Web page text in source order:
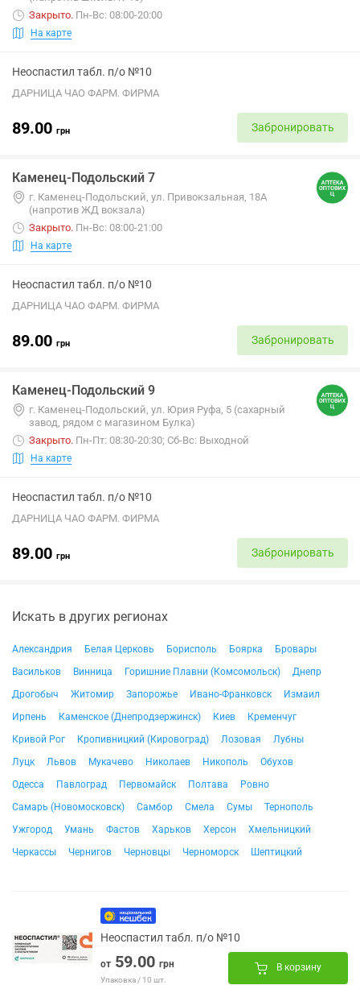
Закрыто. Пн-Вс: 08:00-20:00
На карте
Неоспастил табл. п/о №10
ДАРНИЦА ЧАО ФАРМ. ФИРМА
89.00 грн Забронировать
Каменец-Подольский 7
г. Каменец-Подольский, ул. Привокзальная, 18А
(напротив ЖД вокзала)
Закрыто. Пн-Вс: 08:00-21:00
На карте
Неоспастил табл. п/о №10
ДАРНИЦА ЧАО ФАРМ. ФИРМА
89.00 грн Забронировать
Каменец-Подольский 9
г. Каменец-Подольский, ул. Юрия Руфа, 5 (сахарный
завод, рядом с магазином Булка)
Закрыто. Пн-Пт: 08:30-20:30; Сб-Вс: Выходной
На карте
Неоспастил табл. п/о №10
ДАРНИЦА ЧАО ФАРМ. ФИРМА
89.00 грн Забронировать
Искать в других регионах
Александрия Белая Церковь Борисполь Боярка
Бровары
Васильков
Винница Горишние Плавни (Комсомольск)
Днепр
Дрогобыч
Житомир Запорожье Ивано-Франковск
Измаил
Ирпень
Каменское (Днепродзержинск) Киев
Кременчуг
Кривой Рог
Кропивницкий (Кировоград) Лозовая
Лубны
Луцк
Львов Мукачево Николаев Никополь
Обухов
Одесса
Павлоград Первомайск Полтава
Ровно
Самарь (Новомосковск)
Самбор Смела Сумы
Тернополь
Ужгород
Умань Фастов Харьков Херсон
Хмельницкий
Черкассы
Чернигов Черновцы Черноморск Шептицкий
Неоспастил табл. п/о №10
от 59.00 грн
Упаковка / 10 шт.
В корзину